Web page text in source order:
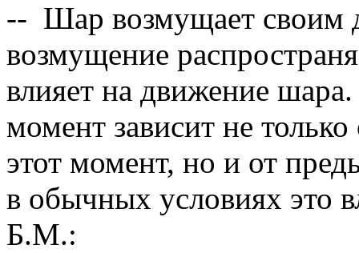
-- Шар возмущает своим
возмущение
влияет на движение
момент зависит не
этот момент, но и от
в обычных условиях это
Б.М.: